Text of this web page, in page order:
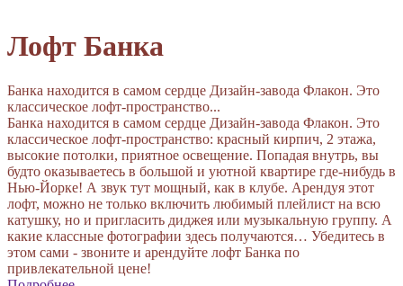
Лофт Банка
Банка находится в самом сердце Дизайн-завода Флакон. Это
классическое лофт-пространство...
Банка находится в самом сердце Дизайн-завода Флакон. Это
классическое лофт-пространство: красный кирпич, 2 этажа,
высокие потолки, приятное освещение. Попадая внутрь, вы
будто оказываетесь в большой и уютной квартире где-нибудь в
Нью-Йорке! А звук тут мощный, как в клубе. Арендуя этот
лофт, можно не только включить любимый плейлист на всю
катушку, но и пригласить диджея или музыкальную группу. А
какие классные фотографии здесь получаются… Убедитесь в
этом сами - звоните и арендуйте лофт Банка по
привлекательной цене!